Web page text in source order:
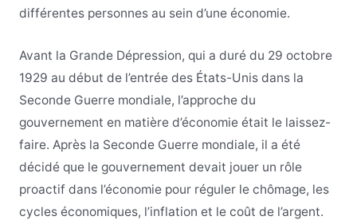
différentes personnes au sein d’une économie.
Avant la Grande Dépression, qui a duré du 29 octobre
1929 au début de l’entrée des États-Unis dans la
Seconde Guerre mondiale, l’approche du
gouvernement en matière d’économie était le laissez-
faire. Après la Seconde Guerre mondiale, il a été
décidé que le gouvernement devait jouer un rôle
proactif dans l’économie pour réguler le chômage, les
cycles économiques, l’inflation et le coût de l’argent.